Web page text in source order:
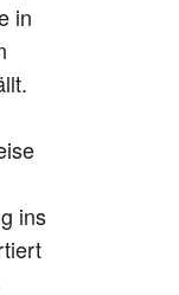
in
ins